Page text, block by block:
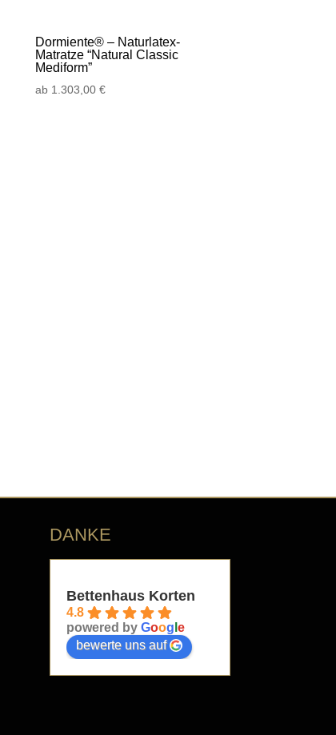
Dormiente® – Naturlatex-
Matratze “Natural Classic
Mediform”
ab 1.303,00€
DANKE
Bettenhaus Korten
4.8
powered byGoog le
bewerte uns auf